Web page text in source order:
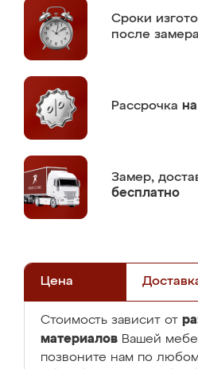
Сроки
после замера
Рассрочка
Замер,
бесплатно
Цена
Стоимость зависит от
материалов Вашей
позвоните нам по